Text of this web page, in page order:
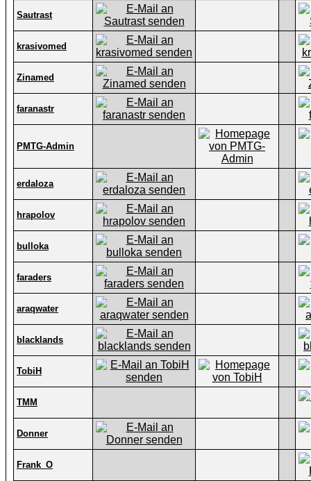
Sautrast
krasivomed
Zinamed
faranastr
PMTG-Admin
erdaloza
hrapolov
bulloka
faraders
araqwater
blacklands
TobiH
TMM
Donner
Frank_O